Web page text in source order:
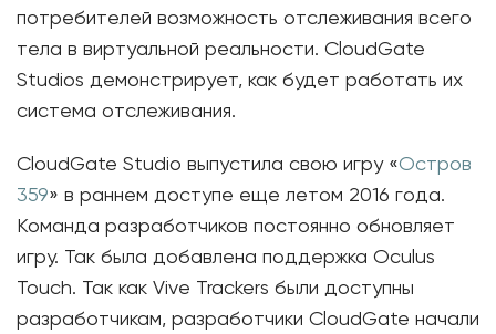
потребителей возможность отслеживания всего
тела в виртуальной реальности. CloudGate
Studios демонстрирует, как будет работать их
система отслеживания.
CloudGate Studio выпустила свою игру «Остров
359» в раннем доступе еще летом 2016 года.
Команда разработчиков постоянно обновляет
игру. Так была добавлена поддержка Oculus
Touch. Так как Vive Trackers были доступны
разработчикам, разработчики CloudGate начали